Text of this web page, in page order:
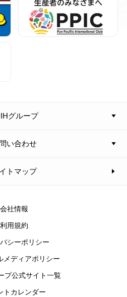
グループ
い合わせ
トマップ
会社情報
利用規約
シーポリシー
メディアポリシー
プ公式サイト一覧
トカレンダー